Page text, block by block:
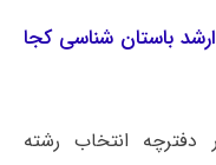
باستان‌ شناسی کجا
انتخاب رشته